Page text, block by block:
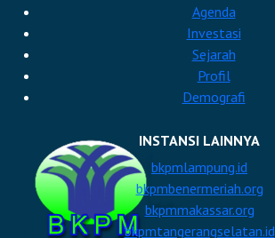
Agenda
Investasi
Sejarah
Profil
Demografi
INSTANSI LAINNYA
bkpmlampung.id
bkpmbenermeriah.org
bkpmmakassar.org
bkpmtangerangselatan.id